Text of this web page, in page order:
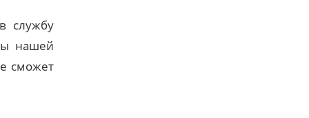
службу
нашей
сможет